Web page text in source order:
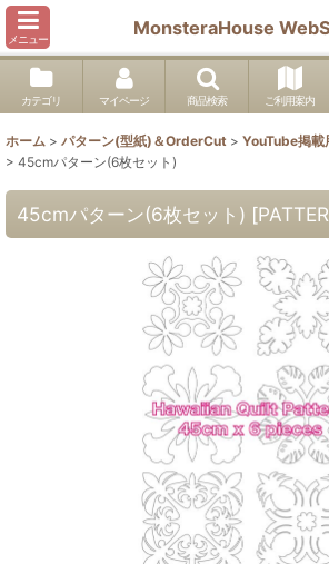
メニュー
MonsteraHouse
カテゴリ マイページ 商品検索 ご利用案内
ホーム > パターン(型紙)＆OrderCut > YouTube掲載
> 45cmパターン(6枚セット)
45cmパターン(6枚セット) [